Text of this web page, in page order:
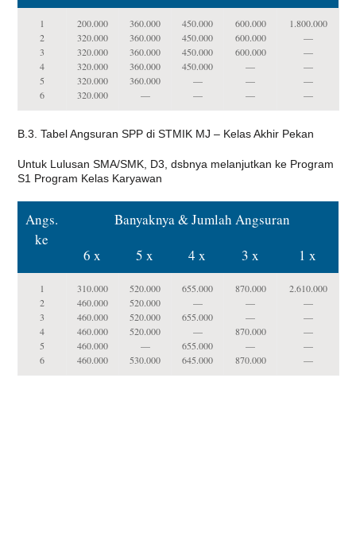
1
2
3
4
5
6
200.000
320.000
320.000
320.000
320.000
320.000
360.000
360.000
360.000
360.000
360.000
—
450.000
450.000
450.000
450.000
—
—
600.000
600.000
600.000
—
—
—
1.800.000
—
—
—
—
—
B.3. Tabel Angsuran SPP di STMIK MJ – Kelas Akhir Pekan
Untuk Lulusan SMA/SMK, D3, dsbnya melanjutkan ke Program
S1 Program Kelas Karyawan
Angs.
ke
Banyaknya & Jumlah Angsuran
6 x
5 x 4 x 3 x 1 x
1
2
3
4
5
6
310.000
460.000
460.000
460.000
460.000
460.000
520.000
520.000
520.000
520.000
—
530.000
655.000
—
655.000
—
655.000
645.000
870.000
—
—
870.000
—
870.000
2.610.000
—
—
—
—
—